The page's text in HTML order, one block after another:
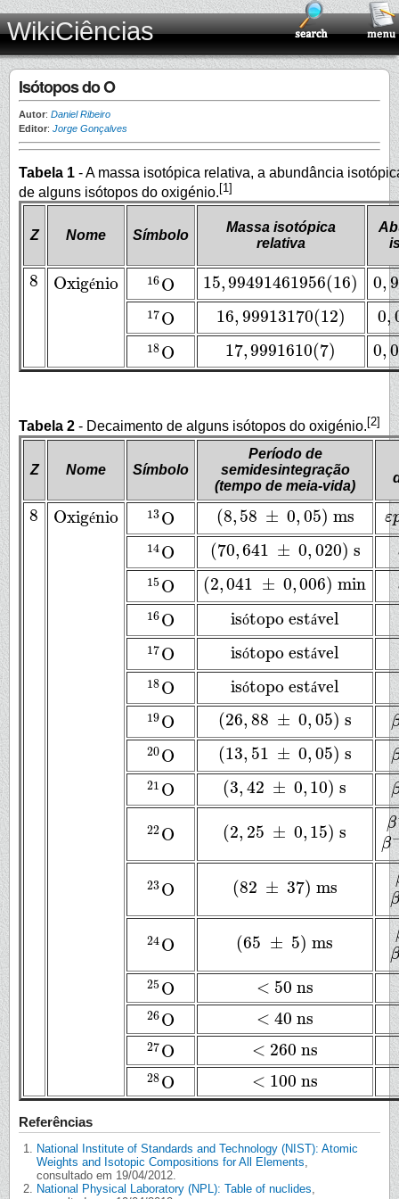
WikiCiências
Isótopos do O
Autor: Daniel Ribeiro
Editor: Jorge Gonçalves
Z Nome Símbolo
Massa isotópica
relativa
Tabela 1 - A massa isotópica relativa, a abundância
de alguns isótopos do oxigénio. [1]
8
8 Oxigénio
Oxigénio 16O
16O 15,99491461956(16)
15,99491461956(16 ) 0,
0,
17O
17O 16, 99913170(12)
16,99913170(12 ) 0,
0,
18O
18O 17,9991610(7)
17,9991610(7) 0,
0,
Z Nome Símbolo
Período de
semidesintegração
(tempo de meia-vida)
Tabela 2 - Decaimento de alguns isótopos do oxigénio. [2]
8
8 Oxigénio
Oxigénio 13O
13O (8, 58 ± 0, 05) ms
(8,58 ± 0,05)ms ε
εp
14O
14O (70,641 ± 0, 020) s
(70,641 ± 0,020) s
15O
15O (2,041 ± 0,006) min
( 2,041 ± 0,006) min
16O
16O isótopo estável
isótopo estável
17O
17O isótopo estável
isótopo estável
18O
18O isótopo estável
isótopo estável
19O
19O (26, 88 ± 0, 05) s
( 26,88 ± 0,05)s β
20O
20O (13, 51 ± 0, 05) s
( 13,51 ± 0,05)s β
21 O
21O (3, 42 ± 0, 10) s
( 3,42 ± 0,10)s β
22O
22O (2, 25 ± 0, 15) s
( 2,25 ± 0,15)s
β
β
β
β−
23O
23O (82 ± 37) ms
(82 ± 37 )ms
β
24O
24O (65 ± 5) ms
(65 5) ms
β
25O
25O < 50 ns
<50ns
26O
26O < 40 ns
<40ns
27O
27O < 260 ns
<260ns
28O
28O < 100 ns
<100ns
Referências
National Institute of Standards and Technology (NIST): Atomic
Weights and Isotopic Compositions for All Elements
consultado em 19/04/2012.
National Physical Laboratory (NPL): Table of nuclides